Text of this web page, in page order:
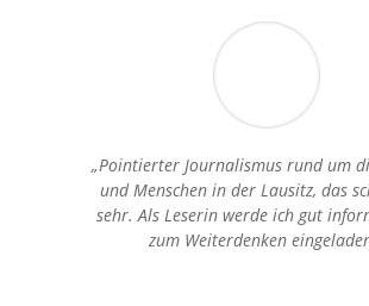
„Pointierter Journalismus rund um
und Menschen in der Lausitz, das
sehr. Als Leserin werde ich gut
zum Weiterdenken